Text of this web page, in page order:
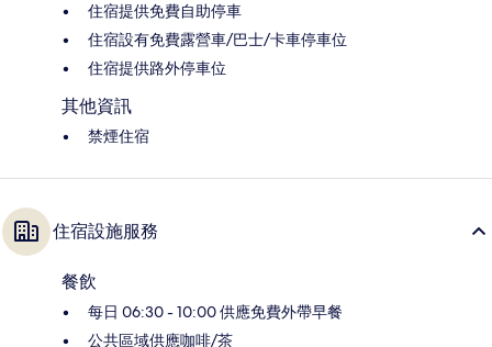
住宿提供免費自助停車
住宿設有免費露營車/巴士/卡車停車位
住宿提供路外停車位
其他資訊
禁煙住宿
住宿設施服務
餐飲
每日 06:30 - 10:00 供應免費外帶早餐
公共區域供應咖啡/茶